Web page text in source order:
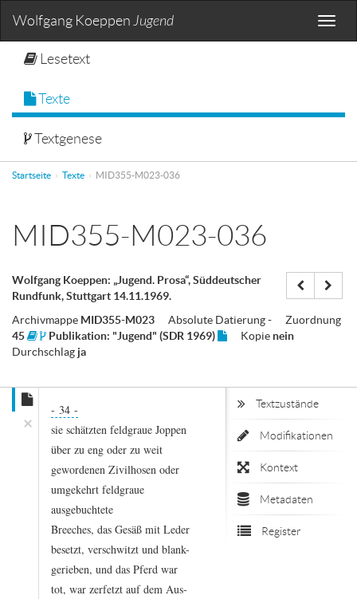
Toggle
Wolfgang Koeppen Jugend
Lesetext
Texte
Textgenese
Startseite Texte MID355-M023-036
MID355-M023-036
Wolfgang Koeppen: „Jugend. Prosa“, Süddeutscher
Rundfunk, Stuttgart 14.11.1969.
Archivmappe MID355-M023 Absolute Datierung-
Zuordnung
45
Publikation: "Jugend" (SDR 1969) Kopie nein
Durchschlag ja
×
- 34 -
sie schätzten feldgraue Joppen
über zu eng oder zu weit
gewordenen Zivilhosen oder
umgekehrt feldgraue
ausgebuchtete
Breeches, das Gesäß mit Leder
besetzt, verschwitzt und blank-
gerieben, und das Pferd war
tot, war zerfetzt auf dem Aus-
Textzustände
Modifikationen
Kontext
Metadaten
Register